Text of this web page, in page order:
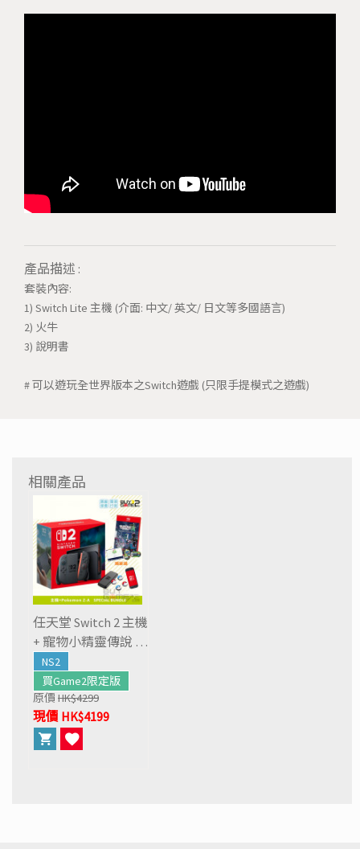
產品描述 :
套裝內容:
1) Switch Lite 主機 (介面: 中文/ 英文/ 日文等多國語言)
2) 火牛
3) 說明書
# 可以遊玩全世界版本之Switch遊戲 (只限手提模式之遊戲)
相關產品
任天堂 Switch 2 主機
+ 寵物小精靈傳說 Z-
A (優惠套裝)
NS2
買Game2限定版
原價 HK$4299
現價 HK$4199